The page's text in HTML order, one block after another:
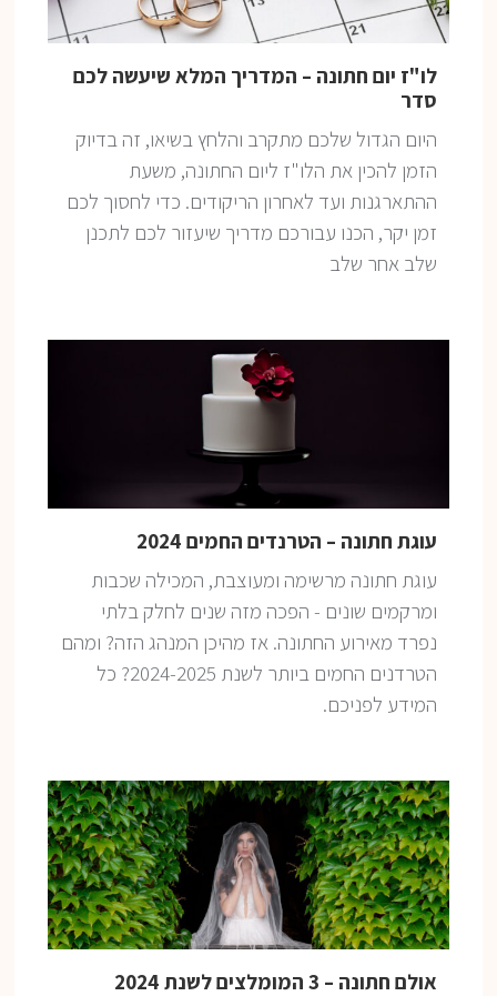
לו"ז יום חתונה – המדריך המלא שיעשה לכם
סדר
היום הגדול שלכם מתקרב והלחץ בשיאו, זה בדיוק
הזמן להכין את הלו"ז ליום החתונה, משעת
ההתארגנות ועד לאחרון הריקודים. כדי לחסוך לכם
זמן יקר, הכנו עבורכם מדריך שיעזור לכם לתכנן
שלב אחר שלב
עוגת חתונה – הטרנדים החמים 2024
עוגת חתונה מרשימה ומעוצבת, המכילה שכבות
ומרקמים שונים - הפכה מזה שנים לחלק בלתי
נפרד מאירוע החתונה. אז מהיכן המנהג הזה? ומהם
הטרדנים החמים ביותר לשנת 2024-2025? כל
המידע לפניכם.
אולם חתונה – 3 המומלצים לשנת 2024